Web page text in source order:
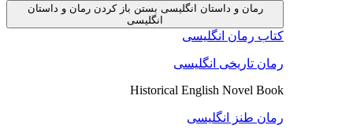
رمان و داستان انگلیسی بستن باز کردن رمان و داستان
انگلیسی
کتاب رمان انگلیسی
رمان تاریخی انگلیسی
Historical English Novel Book
رمان طنز انگلیسی